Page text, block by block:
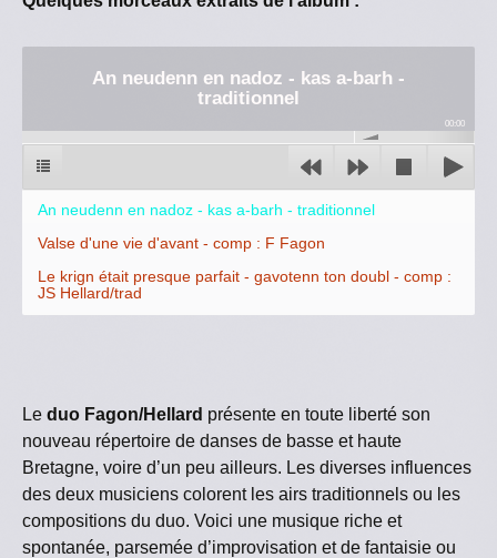
An neudenn en nadoz - kas a-barh -
traditionnel
00:00
An neudenn en nadoz - kas a-barh - traditionnel
Valse d'une vie d'avant - comp : F Fagon
Le krign était presque parfait - gavotenn ton doubl - comp :
JS Hellard/trad
Le duo Fagon/Hellard présente en toute liberté son
nouveau répertoire de danses de basse et haute
Bretagne, voire d’un peu ailleurs. Les diverses influences
des deux musiciens colorent les airs traditionnels ou les
compositions du duo. Voici une musique riche et
spontanée, parsemée d’improvisation et de fantaisie ou